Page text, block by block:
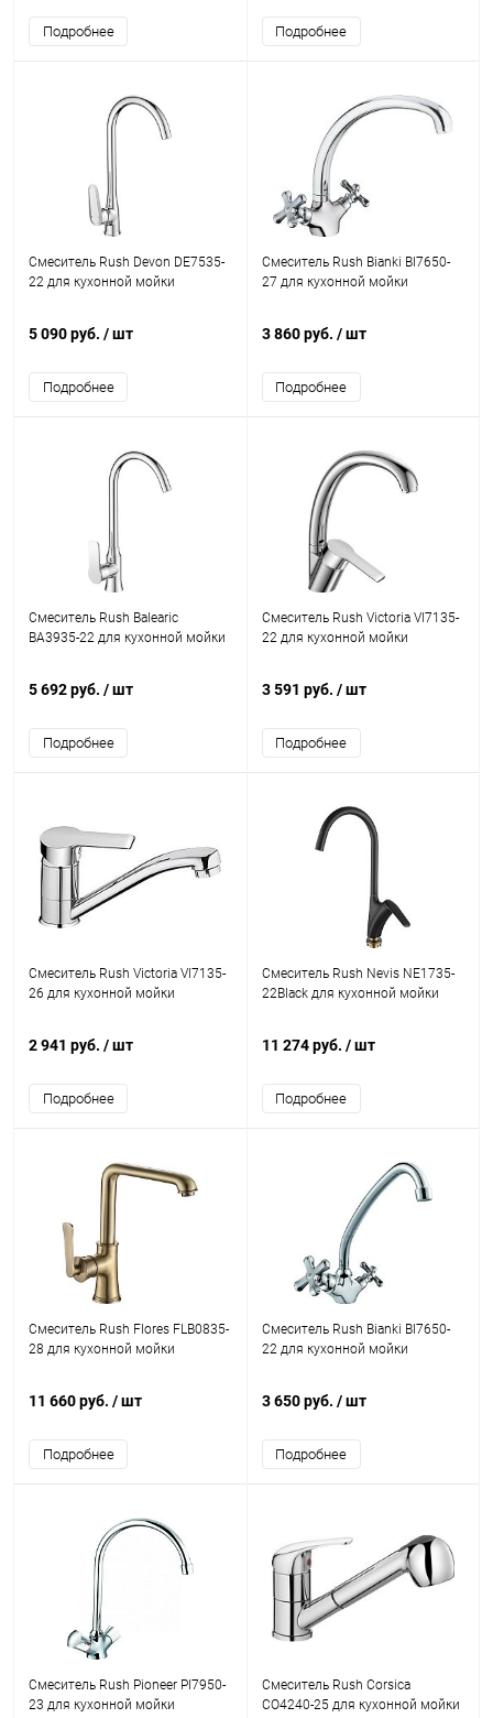
Подробнее Подробнее
Смеситель Rush Devon DE7535-
22 для кухонной мойки
5 090 руб. / шт
Подробнее
Смеситель Rush Bianki BI7650-
27 для кухонной мойки
3 860 руб. / шт
Подробнее
Смеситель Rush Balearic
BA3935-22 для кухонной мойки
5 692 руб. / шт
Подробнее
Смеситель Rush Victoria VI7135-
22 для кухонной мойки
3 591 руб. / шт
Подробнее
Смеситель Rush Victoria VI7135-
26 для кухонной мойки
2 941 руб. / шт
Подробнее
Смеситель Rush Nevis NE1735-
22Black для кухонной мойки
11 274 руб. / шт
Подробнее
Смеситель Rush Flores FLB0835-
28 для кухонной мойки
11 660 руб. / шт
Подробнее
Смеситель Rush Bianki BI7650-
22 для кухонной мойки
3 650 руб. / шт
Подробнее
Смеситель Rush Pioneer PI7950-
23 для кухонной мойки
Смеситель Rush Corsica
CO4240-25 для кухонной мойки